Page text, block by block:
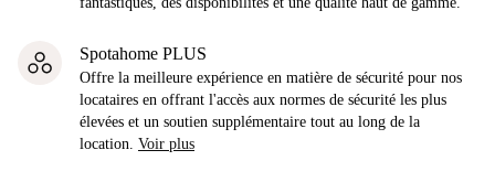
Spotahome PLUS
Offre la meilleure expérience en matière de sécurité pour nos
locataires en offrant l'accès aux normes de sécurité les plus
élevées et un soutien supplémentaire tout au long de la
location. Voir plus